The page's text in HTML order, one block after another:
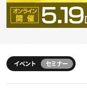
CREATIVE JOB求人
特集求人
採用説明会
スキルアップしたい！
デザイン
TOP Creator’s コラ
イベント セミナー